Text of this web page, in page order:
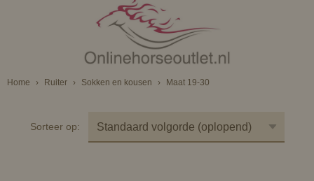
Home › Ruiter › Sokken en kousen › Maat 19-30
Sorteer op: